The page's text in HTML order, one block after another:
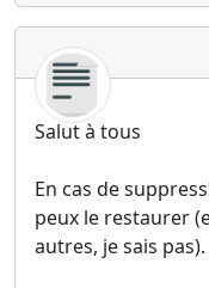
Salut à tous
En cas de
peux le restaurer
autres, je sais pas).